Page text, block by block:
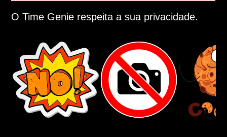
O Time Genie respeita a sua privacidade.